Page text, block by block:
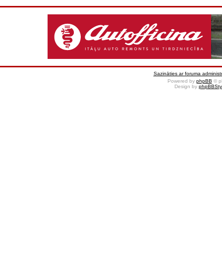
Sazināties ar foruma
Powered by phpBB ©
Design by